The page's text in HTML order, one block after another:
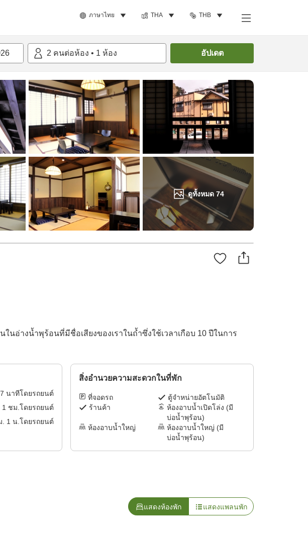
ภาษาไทย THA THB
2 คนต่อห้อง • 1 ห้อง อัปเดต
ดูทั้งหมด 74
ค้นหาห้องพัก
อ่างน้ำพุร้อนที่มีชื่อเสียงของเราในถ้ำซึ่งใช้เวลาเกือบ 10 ปีในการ
นาทีโดยรถยนต์
1 ชม.โดยรถยนต์
. 1 น.โดยรถยนต์
สิ่งอำนวยความสะดวกในที่พัก
ที่จอดรถ
ตู้จำหน่ายอัตโนมัติ
ร้านค้า
ห้องอาบน้ำเปิดโล่ง (มี
บ่อน้ำพุร้อน)
ห้องอาบน้ำใหญ่
ห้องอาบน้ำใหญ่ (มี
บ่อน้ำพุร้อน)
แสดงห้องพัก แสดงแพลนพัก